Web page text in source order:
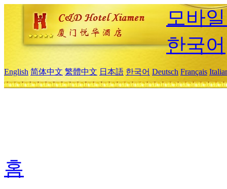
모바
한국어
English 简体中文 繁體中文 日本語 한국어 Deutsch Français
홈